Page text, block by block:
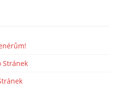
Stránek